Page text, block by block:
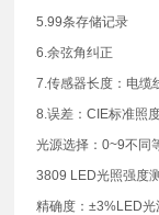
5.99条存储记录
6.余弦角纠正
7.传感器长度：电缆
8.误差：CIE标准照
光源选择：0~9不同
3809 LED光照强度
精确度：±3%LED